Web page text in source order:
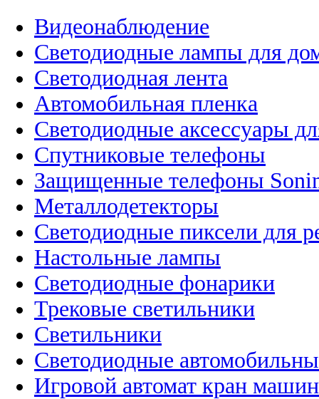
Видеонаблюдение
Светодиодные лампы для
Светодиодная лента
Автомобильная пленка
Светодиодные аксессуары
Спутниковые телефоны
Защищенные телефоны
Металлодетекторы
Светодиодные пиксели для
Настольные лампы
Светодиодные фонарики
Трековые светильники
Светильники
Светодиодные
Игровой автомат кран